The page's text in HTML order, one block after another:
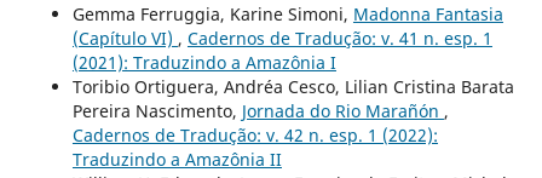
Gemma Ferruggia, Karine Simoni, Madonna Fantasia
(Capítulo VI) , Cadernos de Tradução: v. 41 n. esp. 1
(2021): Traduzindo a Amazônia I
Toribio Ortiguera, Andréa Cesco, Lilian Cristina Barata
Pereira Nascimento, Jornada do Rio Marañón ,
Cadernos de Tradução: v. 42 n. esp. 1 (2022):
Traduzindo a Amazônia II